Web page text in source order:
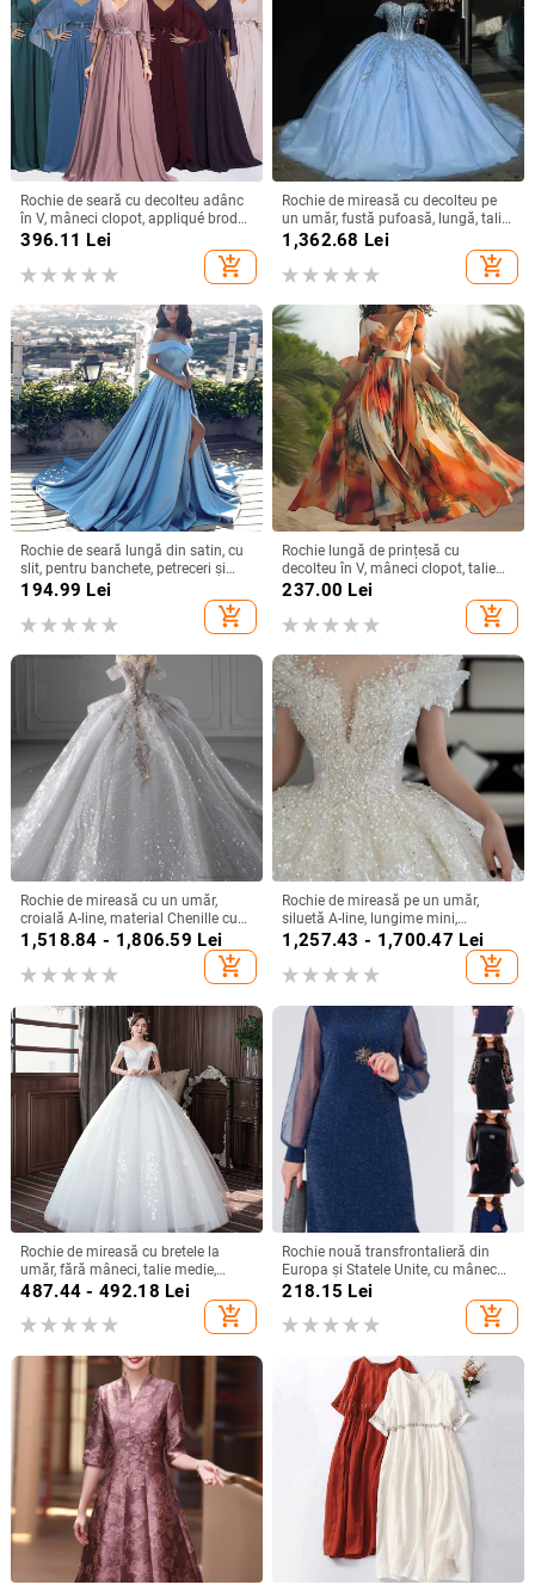
Rochie de seară cu decolteu adânc
în V, mâneci clopot, appliqué brodat
cu paiete, croială lungă A-line
396.11 Lei
add_shopping_cart
Rochie de mireasă cu decolteu pe
un umăr, fustă pufoasă, lungă, talie
înaltă, material poliester
1,362.68 Lei
add_shopping_cart
Rochie de seară lungă din satin, cu
slit, pentru banchete, petreceri și
evenimente formale
194.99 Lei
add_shopping_cart
Rochie lungă de prințesă cu
decolteu în V, mâneci clopot, talie
înaltă, imprimeu geometric,
237.00 Lei
add_shopping_cart
Rochie de mireasă cu un umăr,
croială A-line, material Chenille cu
Spandex, talie înaltă
1,518.84 - 1,806.59 Lei
add_shopping_cart
Rochie de mireasă pe un umăr,
siluetă A-line, lungime mini,
țesătură chenille cu spandex,
primăvara 2024
1,257.43 - 1,700.47 Lei
add_shopping_cart
Rochie de mireasă cu bretele la
umăr, fără mâneci, talie medie,
fustă tutu, mătase Mulberry și
487.44 - 492.18 Lei
add_shopping_cart
Rochie nouă transfrontalieră din
Europa și Statele Unite, cu mânecă
lungă, plasă, cusături argintii, cu
guler rotund, industrie grea, fustă
elegantă de calitate la modă
218.15 Lei
add_shopping_cart